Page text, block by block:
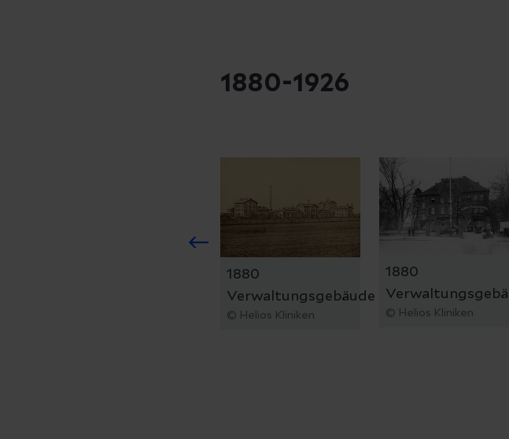
1880-1926
1880
Verwaltungsgebäude
© Helios Kliniken
1880
© Helios Kliniken